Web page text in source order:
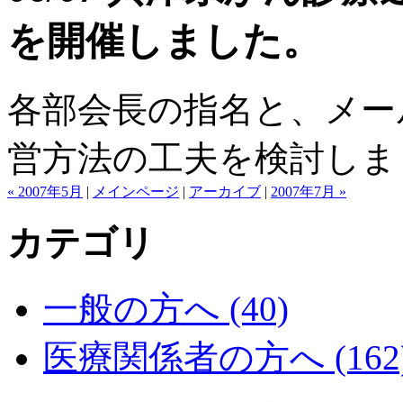
を開催しました。
各部会長の指名と、メ
営方法の工夫を検討し
« 2007年5月 | メインページ | アーカイブ | 2007年7月 »
カテゴリ
一般の方へ (40)
医療関係者の方へ